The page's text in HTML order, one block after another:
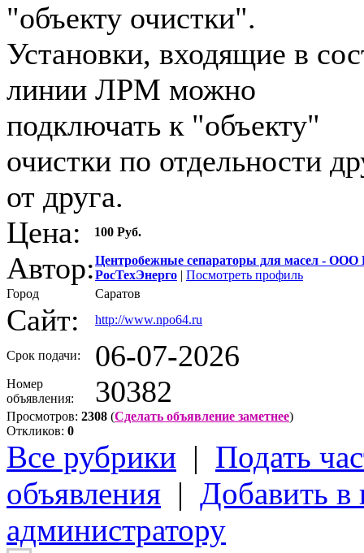
"объекту очистки".
Установки, входящие в
линии ЛРМ можно
подключать к "объекту"
очистки по отдельности
от друга.
Цена:
100 Руб.
Автор:Центробежные сепараторы для масел -
РосТехЭнерго | Посмотреть профиль
Город
Саратов
Сайт: http://www.npo64.ru
Срок подачи: 06-07-2026
Номер
объявления:
30382
Просмотров: 2308 (Сделать объявление заметнее)
Откликов: 0
Все рубрики | Подать
объявления | Добавить в
администратору